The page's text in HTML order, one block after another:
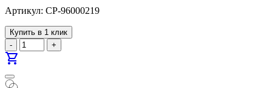
Артикул: CP-96000219
Купить в 1 клик
-
+
shopping_cart